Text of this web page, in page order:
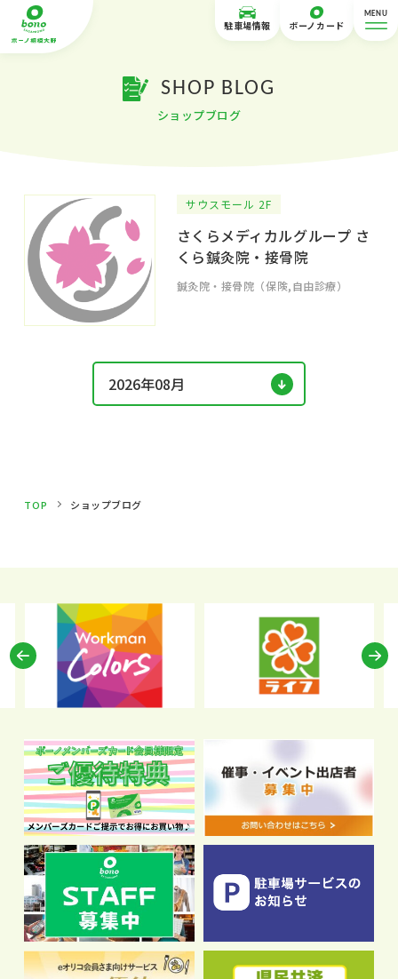
駐車場情報 ボーノカード
MENU
SHOP BLOG
ショップブログ
サウスモール 2F
さくらメディカルグループ さ
くら鍼灸院・接骨院
鍼灸院・接骨院（保険,自由診療）
TOP ショップブログ
Previous